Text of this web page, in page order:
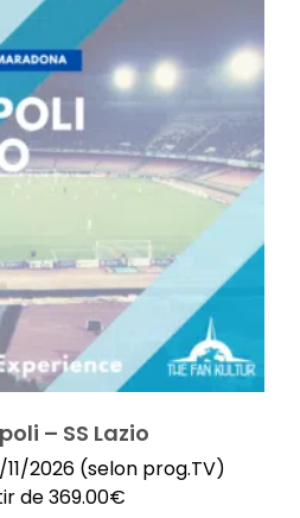
– SS Lazio
2026 (selon prog.TV)
de369.00€